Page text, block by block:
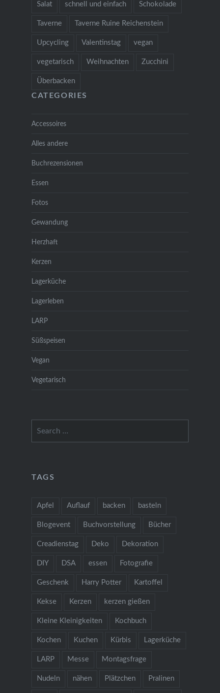
Salat schnell und einfach Schokolade
Taverne Taverne Ruine Reichenstein
Upcycling Valentinstag vegan
vegetarisch Weihnachten Zucchini
Überbacken
CATEGORIES
Accessoires
Alles andere
Buchrezensionen
Essen
Fotos
Gewandung
Herzhaft
Kerzen
Lagerküche
Lagerleben
LARP
Süßspeisen
Vegan
Vegetarisch
TAGS
Apfel Auflauf backen basteln
Blogevent Buchvorstellung Bücher
Creadienstag Deko Dekoration
DIY DSA essen Fotografie
Geschenk Harry Potter Kartoffel
Kekse Kerzen kerzen gießen
Kleine Kleinigkeiten Kochbuch
Kochen Kuchen Kürbis Lagerküche
LARP Messe Montagsfrage
Nudeln nähen Plätzchen Pralinen